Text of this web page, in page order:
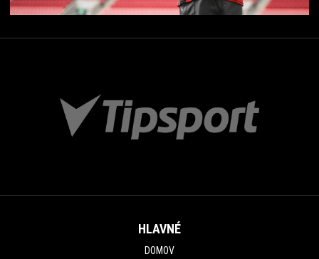
HLAVNÉ
DOMOV